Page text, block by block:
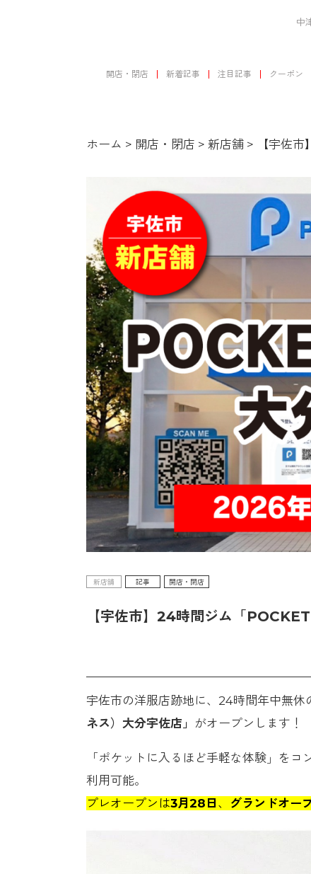
中
開店・閉店 新着記事 注目記事 クーポン
ホーム > 開店・閉店 > 新店舗 > 【宇佐
新店舗 記事 開店・閉店
【宇佐市】24時間ジム「
宇佐市の洋服店跡地に、24時間年中無休
ネス）大分宇佐店」 がオープンします！
「ポケットに入るほど手軽な体験」を
利用可能。
プレオープンは3月28日 、 グランドオー